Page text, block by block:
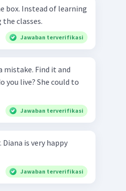
classes.
Jawaban terverifikasi
mistake. Find it and
Jawaban terverifikasi
Jawaban terverifikasi